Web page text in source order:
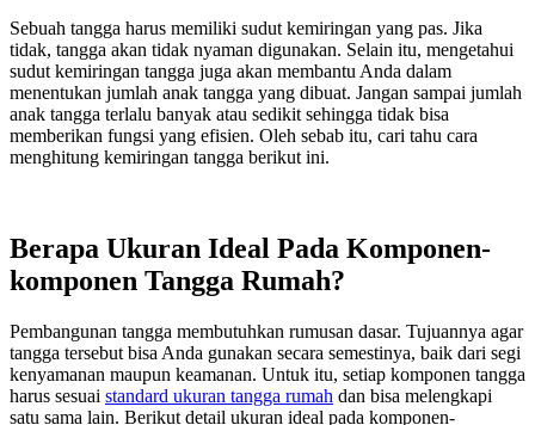
Sebuah tangga harus memiliki sudut kemiringan yang pas. Jika
tidak, tangga akan tidak nyaman digunakan. Selain itu, mengetahui
sudut kemiringan tangga juga akan membantu Anda dalam
menentukan jumlah anak tangga yang dibuat. Jangan sampai jumlah
anak tangga terlalu banyak atau sedikit sehingga tidak bisa
memberikan fungsi yang efisien. Oleh sebab itu, cari tahu cara
menghitung kemiringan tangga berikut ini.
Berapa Ukuran Ideal Pada Komponen-
komponen Tangga Rumah?
Pembangunan tangga membutuhkan rumusan dasar. Tujuannya agar
tangga tersebut bisa Anda gunakan secara semestinya, baik dari segi
kenyamanan maupun keamanan. Untuk itu, setiap komponen tangga
harus sesuai standard ukuran tangga rumah dan bisa melengkapi
satu sama lain. Berikut detail ukuran ideal pada komponen-